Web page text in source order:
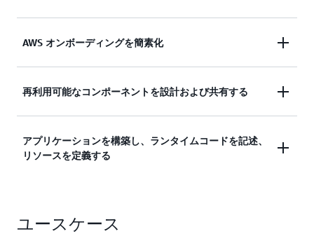
使い慣れたプログラミング言語の表現力を使用し
詳細を確認する
AWS オンボーディングを簡素化
実証済みのデフォルトでクラウドリソースを事前設
詳細を確認する
再利用可能なコンポーネントを設計および共有する
組織のセキュリティ、コンプライアンス、ガバナン
スの要件を満たした再利用可能なコンポーネントを
アプリケーションを構築し、ランタイムコードを記述、
リソースを定義する
述、およびリソースの定義は、統合開発環境 (IDE)
ユースケース